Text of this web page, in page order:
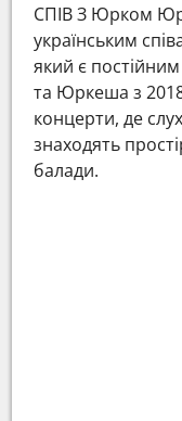
СПІВ З Юрком
українським
який є
та Юркеша з
концерти, де
знаходять
балади.